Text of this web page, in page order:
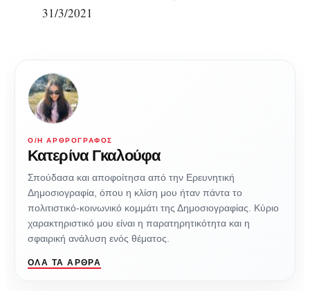
31/3/2021
Ο/Η ΑΡΘΡΟΓΡΆΦΟΣ
Κατερίνα Γκαλούφα
Σπούδασα και αποφοίτησα από την Ερευνητική
Δημοσιογραφία, όπου η κλίση μου ήταν πάντα το
πολιτιστικό-κοινωνικό κομμάτι της Δημοσιογραφίας. Κύριο
χαρακτηριστικό μου είναι η παρατηρητικότητα και η
σφαιρική ανάλυση ενός θέματος.
ΌΛΑ ΤΑ ΆΡΘΡΑ